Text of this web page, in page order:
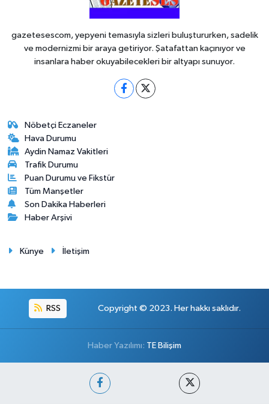
gazetesescom, yepyeni temasıyla sizleri buluştururken, sadelik
ve modernizmi bir araya getiriyor. Şatafattan kaçınıyor ve
insanlara haber okuyabilecekleri bir altyapı sunuyor.
Nöbetçi Eczaneler
Hava Durumu
Aydin Namaz Vakitleri
Trafik Durumu
Puan Durumu ve Fikstür
Tüm Manşetler
Son Dakika Haberleri
Haber Arşivi
Künye İletişim
RSS Copyright © 2023. Her hakkı saklıdır.
Haber Yazılımı: TE Bilişim